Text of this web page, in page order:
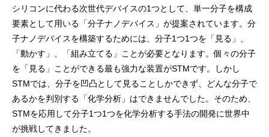
シリコンに代わる次世代デバイスの1つとして、単一分子を構成
要素として用いる「分子ナノデバイス」が提案されています。分
子ナノデバイスを構築するためには、分子1つ1つを「見る」、
「動かす」、「組み立てる」ことが必要となります。個々の分子
を「見る」ことができる最も強力な装置がSTMです。しかし
STMでは、分子を凹凸として見ることしかできず、どんな分子で
あるかを判別する「化学分析」はできませんでした。そのため、
STMを応用して分子1つ1つを化学分析する手法の開発に世界中
が挑戦してきました。